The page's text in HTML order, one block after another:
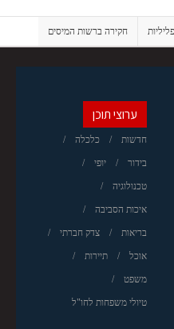
חקירה ברשות המיסים
ערוצי תוכן
חדשות כלכלה
בידור יופי
טכנולוגיה
איכות הסביבה
בריאות צדק חברתי
אוכל תיירות
משפט
טיולי משפחות לחו"ל